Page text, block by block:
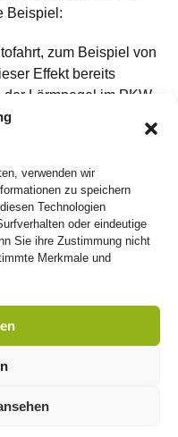
verwenden wir
zu speichern
Technologien
oder eindeutige
Sie ihre Zustimmung nicht
Merkmale und
Beispiel:
zum Beispiel von
Effekt bereits
der Lärmpegel im PKW
und Motorlärm
Symptome,
deutliches Zeichen für
Ihnen sich von Ihrem
beraten zu
Datenschutz